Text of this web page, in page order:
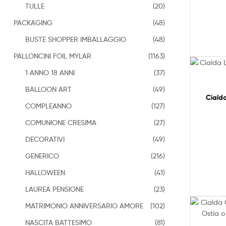
TULLE
(20)
PACKAGING
(48)
BUSTE SHOPPER IMBALLAGGIO
(48)
PALLONCINI FOIL MYLAR
(1163)
1 ANNO 18 ANNI
(37)
BALLOON ART
(49)
COMPLEANNO
(127)
COMUNIONE CRESIMA
(27)
DECORATIVI
(49)
GENERICO
(216)
HALLOWEEN
(41)
LAUREA PENSIONE
(23)
MATRIMONIO ANNIVERSARIO AMORE
(102)
NASCITA BATTESIMO
(81)